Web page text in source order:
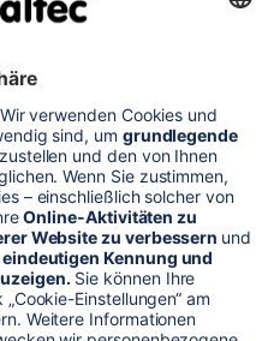
und Versandkosten